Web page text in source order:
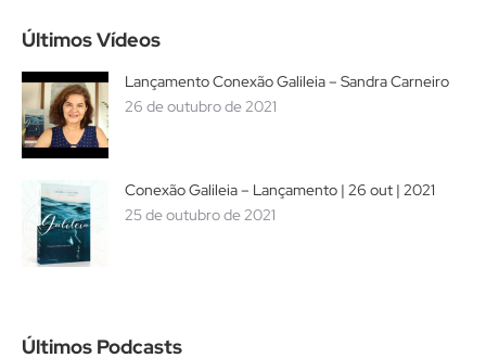
Últimos Vídeos
Lançamento Conexão Galileia – Sandra Carneiro
26 de outubro de 2021
Conexão Galileia – Lançamento | 26 out | 2021
25 de outubro de 2021
Últimos Podcasts